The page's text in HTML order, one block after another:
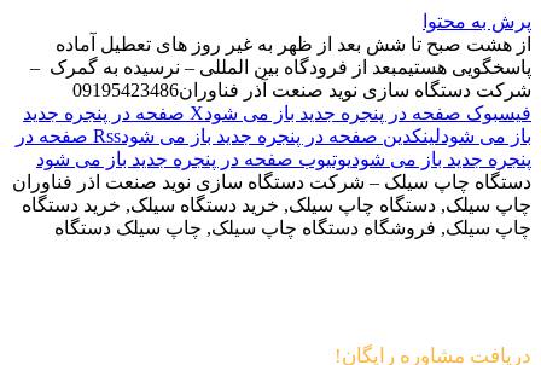
پرش به محتوا
از هشت صبح تا شش بعد از ظهر به غیر روز های تعطیل آماده
پاسخگویی هستیمبعد از فرودگاه بین المللی – نرسیده به گمرک –
شرکت دستگاه سازی نوید صنعت آذر فناوران09195423486
فیسبوک صفحه در پنجره جدید باز می شود
X صفحه در پنجره جدید
باز می شودلینکدین صفحه در پنجره جدید باز می شود
Rss صفحه در
پنجره جدید باز می شودیوتیوب صفحه در پنجره جدید باز می شود
دستگاه چاپ سیلک – شرکت دستگاه سازی نوید صنعت اذر فناوران
چاپ سیلک, دستگاه چاپ سیلک, خرید دستگاه سیلک, خرید دستگاه
چاپ سیلک, فروشگاه دستگاه چاپ سیلک, چاپ سیلک دستگاه
دریافت مشاوره رایگان!